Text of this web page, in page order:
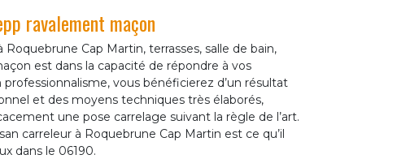
ravalement maçon
Cap Martin, terrasses, salle de bain,
est dans la capacité de répondre à vos
professionnalisme, vous bénéficierez d’un résultat
et des moyens techniques très élaborés,
une pose carrelage suivant la règle de l’art.
carreleur à Roquebrune Cap Martin est ce qu’il
dans le 06190.